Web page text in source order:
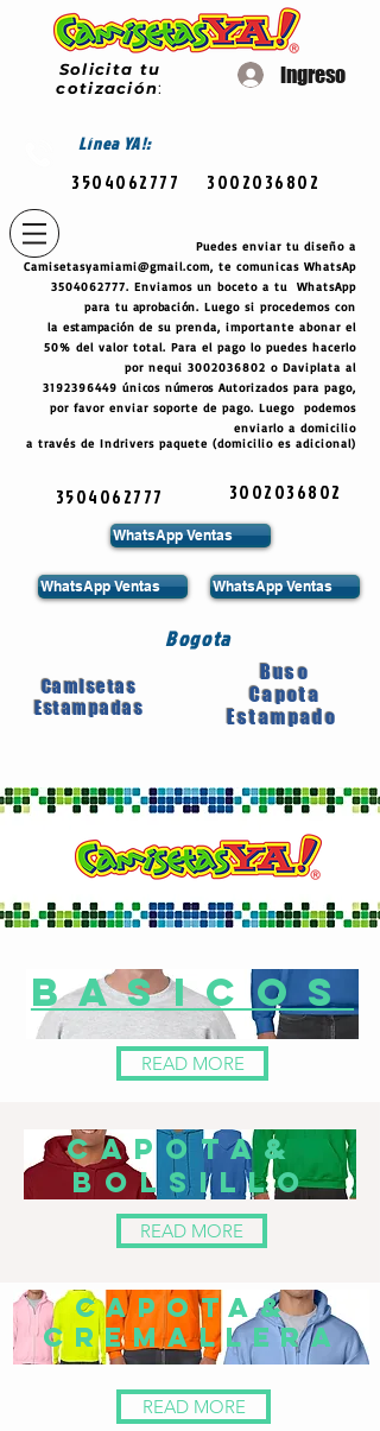
Solicita tu
cotización:
Ingreso
LíneaYA!:
3504062777 3002036802
Puedes enviar tu diseño a
Camisetasyamiami@gmail.com, te comunicas WhatsAp
3504062777. Enviamos un boceto a tu WhatsApp
para tu aprobación. Luego si procedemos con
laestampación de su prenda, importante abonar el
50% del valor total. Para el pago lo puedes hacerlo
por nequi 3002036802 o Daviplata al
3192396449 únicos números Autorizados para pago,
por favor enviar soporte de pago. Luego podemos
enviarlo a domicilio
a través de Indrivers paquete (domicilio es adicional)
3504062777 3002036802
WhatsApp Ventas
WhatsApp Ventas WhatsApp Ventas
Bogota
Camisetas
Estampadas
Buso
Capota
Estampado
basicOs
READ MORE
CAPOTA&
BOLSILLO
READ MORE
CAPOTA&
CREMALLERA
READ MORE